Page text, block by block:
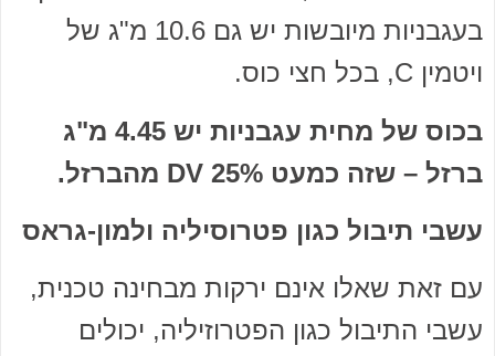
בעגבניות מיובשות יש גם 10.6 מ"ג של
ויטמין C, בכל חצי כוס.
בכוס של מחית עגבניות יש 4.45 מ"ג
ברזל – שזה כמעט 25% DV מהברזל.
עשבי תיבול כגון פטרוסיליה ולמון-גראס
עם זאת שאלו אינם ירקות מבחינה טכנית,
עשבי התיבול כגון הפטרוזיליה, יכולים